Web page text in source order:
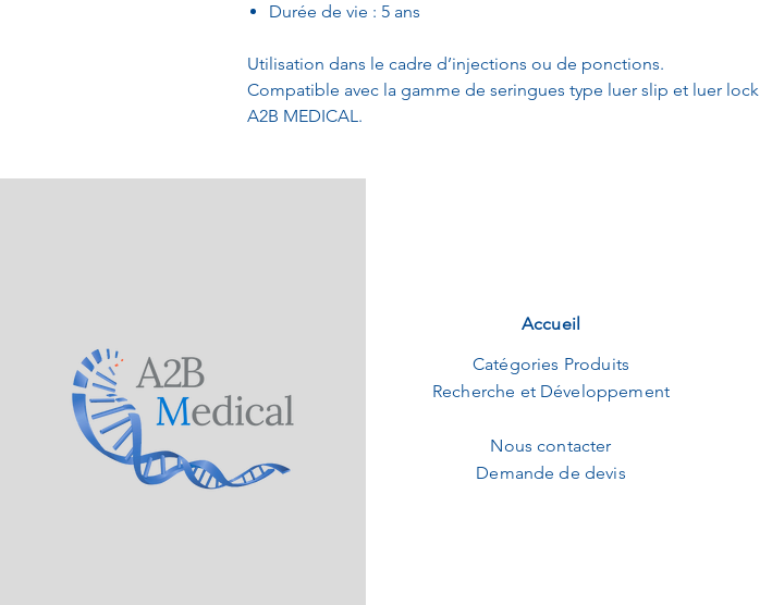
Durée de vie : 5 ans
Utilisation dans le cadre d’injections ou de ponctions.
Compatible avec la gamme de seringues type luer slip et luer lock
A2B MEDICAL.
Accueil
Catégories Produits
Recherche et Développement
Nous contacter
Demande de devis